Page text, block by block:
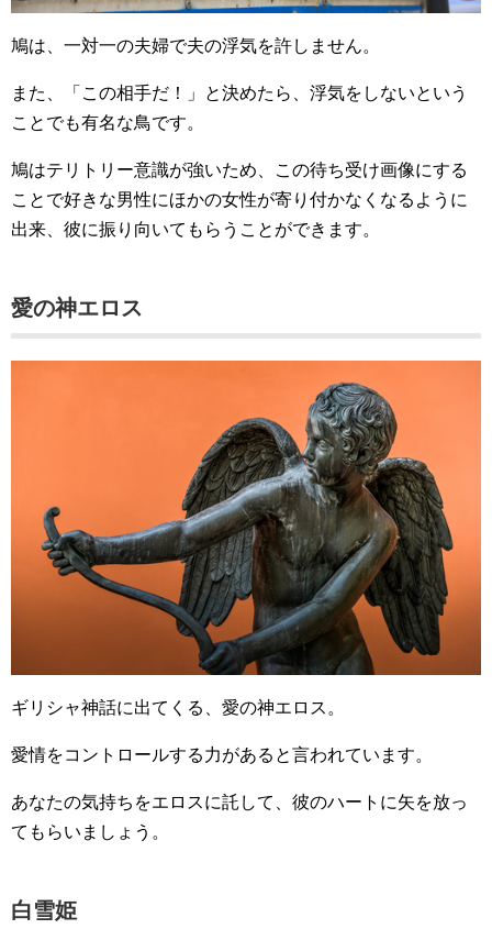
鳩は、一対一の夫婦で夫の浮気を許しません。
また、「この相手だ！」と決めたら、浮気をしないという
ことでも有名な鳥です。
鳩はテリトリー意識が強いため、この待ち受け画像にする
ことで好きな男性にほかの女性が寄り付かなくなるように
出来、彼に振り向いてもらうことができます。
愛の神エロス
ギリシャ神話に出てくる、愛の神エロス。
愛情をコントロールする力があると言われています。
あなたの気持ちをエロスに託して、彼のハートに矢を放っ
てもらいましょう。
白雪姫